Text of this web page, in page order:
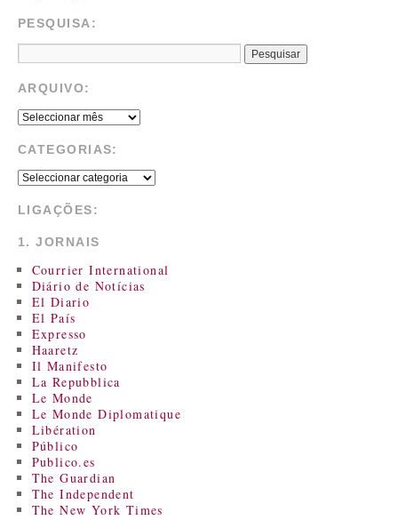
PESQUISA:
ARQUIVO:
CATEGORIAS:
LIGAÇÕES:
1. JORNAIS
Courrier International
Diário de Notícias
El Diario
El País
Expresso
Haaretz
Il Manifesto
La Repubblica
Le Monde
Le Monde Diplomatique
Libération
Público
Publico.es
The Guardian
The Independent
The New York Times